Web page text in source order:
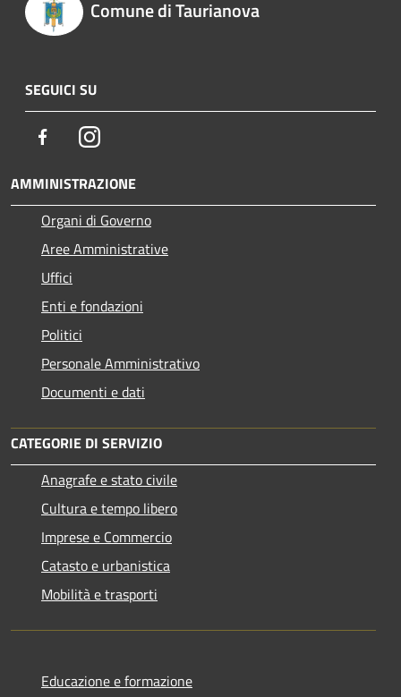
Comune di Taurianova
SEGUICI SU
FacebookInstagram
AMMINISTRAZIONE
Organi di Governo
Aree Amministrative
Uffici
Enti e fondazioni
Politici
Personale Amministrativo
Documenti e dati
CATEGORIE DI SERVIZIO
Anagrafe e stato civile
Cultura e tempo libero
Imprese e Commercio
Catasto e urbanistica
Mobilità e trasporti
Educazione e formazione